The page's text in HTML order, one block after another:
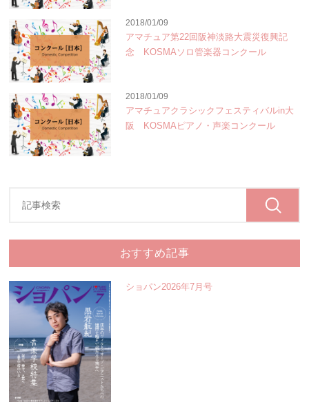
2018/01/09
アマチュア第22回阪神淡路大震災復興記
念 KOSMAソロ管楽器コンクール
2018/01/09
アマチュアクラシックフェスティバルin大
阪 KOSMAピアノ・声楽コンクール
おすすめ記事
ショパン2026年7月号